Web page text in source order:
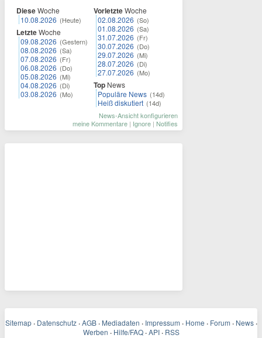
DieseWoche
10.08.2026 (Heute)
LetzteWoche
09.08.2026 (Gestern)
08.08.2026 (Sa)
07.08.2026 (Fr)
06.08.2026 (Do)
05.08.2026 (Mi)
04.08.2026 (Di)
03.08.2026 (Mo)
VorletzteWoche
02.08.2026 (So)
01.08.2026 (Sa)
31.07.2026 (Fr)
30.07.2026 (Do)
29.07.2026 (Mi)
28.07.2026 (Di)
27.07.2026 (Mo)
Top News
Populäre News (14d)
Heiß diskutiert (14d)
News-Ansicht konfigurieren
meine Kommentare | Ignore | Notifies
Sitemap · Datenschutz · AGB · Mediadaten · Impressum · Home · Forum · News ·
Werben · Hilfe/FAQ · API · RSS